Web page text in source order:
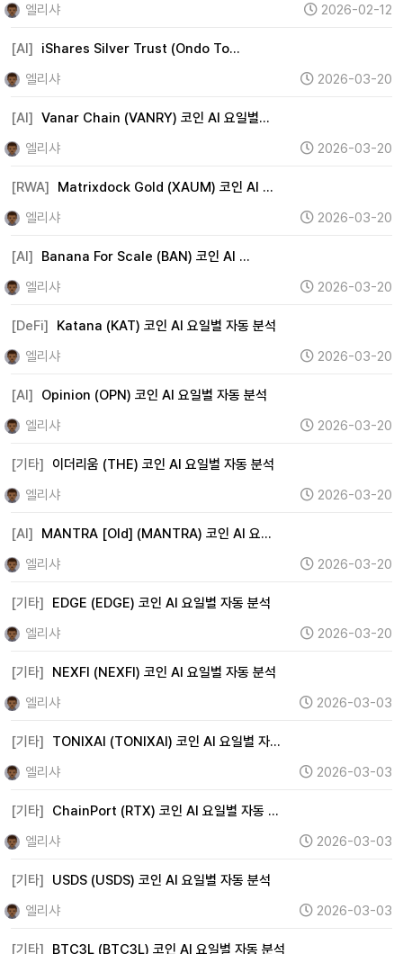
엘리샤
2026-02-12
[AI] iShares Silver Trust (Ondo To…
엘리샤
2026-03-20
[AI] Vanar Chain (VANRY) 코인 AI 요일별…
엘리샤
2026-03-20
[RWA]
Matrixdock Gold (XAUM) 코인 AI …
엘리샤
2026-03-20
[AI]
Banana For Scale (BAN) 코인 AI …
엘리샤
2026-03-20
[DeFi]
Katana (KAT) 코인 AI 요일별 자동 분석
엘리샤
2026-03-20
[AI]
Opinion (OPN) 코인 AI 요일별 자동 분석
엘리샤
2026-03-20
[기타]
이더리움 (THE) 코인 AI 요일별 자동 분석
엘리샤
2026-03-20
[AI]
MANTRA [Old] (MANTRA) 코인 AI 요…
엘리샤
2026-03-20
[기타]
EDGE (EDGE) 코인 AI 요일별 자동 분석
엘리샤
2026-03-20
[기타]
NEXFI (NEXFI) 코인 AI 요일별 자동 분석
엘리샤
2026-03-03
[기타]
TONIXAI (TONIXAI) 코인 AI 요일별 자…
엘리샤
2026-03-03
[기타]
ChainPort (RTX) 코인 AI 요일별 자동 …
엘리샤
2026-03-03
[기타]
USDS (USDS) 코인 AI 요일별 자동 분석
엘리샤
2026-03-03
[기타]
BTC3L (BTC3L) 코인 AI 요일별 자동 분석